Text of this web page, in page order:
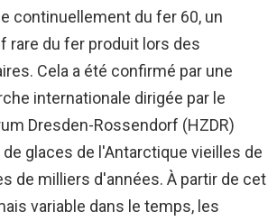
continuellement du fer 60, un
rare du fer produit lors des
Cela a été confirmé par une
internationale dirigée par le
Dresden-Rossendorf (HZDR)
glaces de l'Antarctique vieilles de
de milliers d'années. À partir de cet
variable dans le temps, les